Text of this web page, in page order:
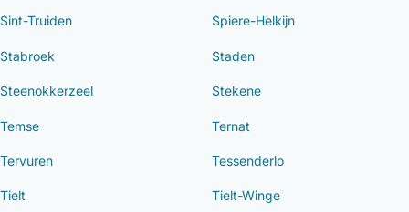
Sint-Truiden Spiere-Helkijn
Stabroek Staden
Steenokkerzeel Stekene
Temse Ternat
Tervuren Tessenderlo
Tielt Tielt-Winge